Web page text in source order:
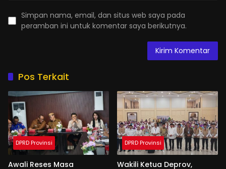
Simpan nama, email, dan situs web saya pada
peramban ini untuk komentar saya berikutnya.
Pos Terkait
DPRD Provinsi
Awali Reses Masa
DPRD Provinsi
Wakili Ketua Deprov,